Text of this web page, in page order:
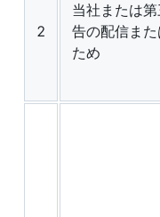
2
当社または
告の配信ま
ため